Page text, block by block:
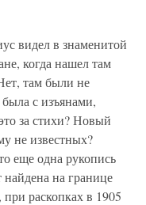
видел в знаменитой
когда нашел там
там были не
с изъянами,
за стихи? Новый
не известных?
еще одна рукопись
найдена на границе
раскопках в 1905